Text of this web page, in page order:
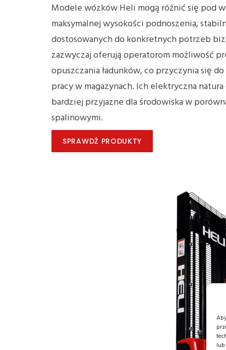
Modele wózków Heli mogą różnić się pod
maksymalnej wysokości podnoszenia,
dostosowanych do konkretnych potrzeb
zazwyczaj oferują operatorom możliwość
opuszczania ładunków, co przyczynia się
pracy w magazynach. Ich elektryczna
bardziej przyjazne dla środowiska w
spalinowymi.
SPRAWDŹ PRODUKTY